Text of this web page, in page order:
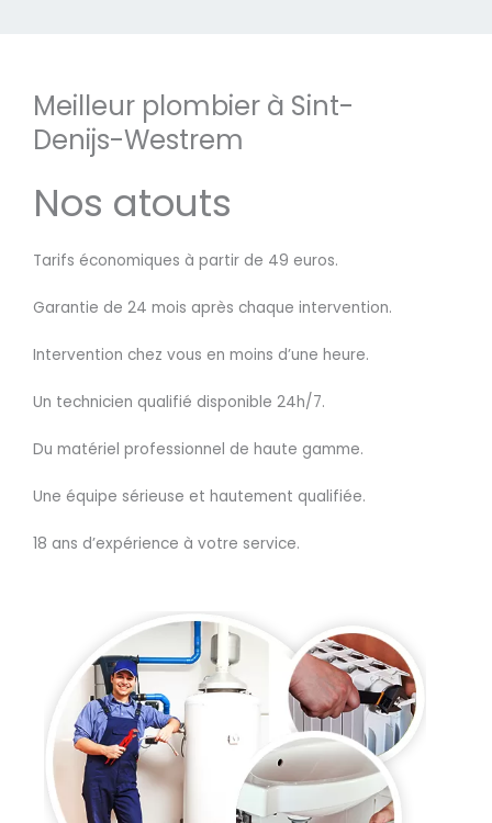
Meilleur plombier à Sint-
Denijs-Westrem
Nos atouts
Tarifs économiques à partir de 49 euros.
Garantie de 24 mois après chaque intervention.
Intervention chez vous en moins d’une heure.
Un technicien qualifié disponible 24h/7.
Du matériel professionnel de haute gamme.
Une équipe sérieuse et hautement qualifiée.
18 ans d’expérience à votre service.